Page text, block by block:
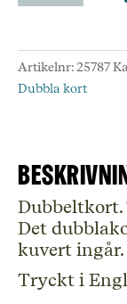
Sara
London,
SAX26
mängd
Artikelnr: 25787
Dubbla kort
Det
kuvert ingår.
Tryckt i